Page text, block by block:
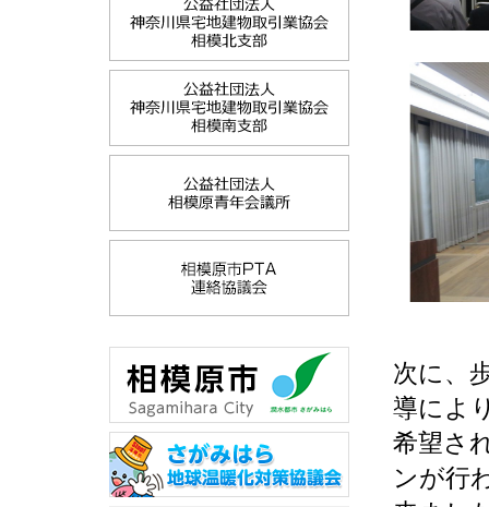
次に、
導によ
希望さ
ンが行